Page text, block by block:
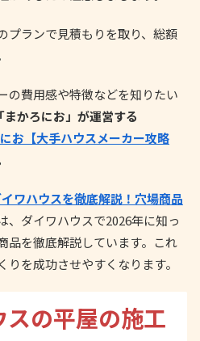
プランで見積もりを取り、総額
の費用感や特徴などを知りたい
かろにお」が運営する
お【大手ハウスメーカー攻略
ワハウスを徹底解説！穴場商品
、ダイワハウスで2026年に知っ
品を徹底解説しています。これ
を成功させやすくなります。
の平屋の施工